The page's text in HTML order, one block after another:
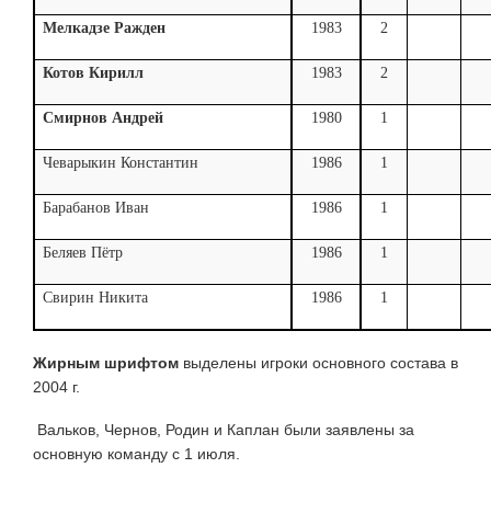
Мелкадзе Ражден 1983 2
Котов Кирилл 1983 2
Смирнов Андрей 1980 1
Чеварыкин Константин 1986 1
Барабанов Иван 1986 1
Беляев Пётр 1986 1
Свирин Никита 1986 1
Жирным шрифтом выделены игроки основного состава в
2004 г.
Вальков, Чернов, Родин и Каплан были заявлены за
основную команду с 1 июля.